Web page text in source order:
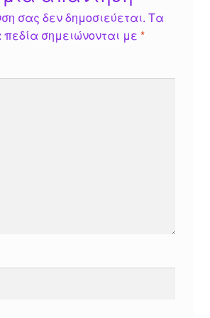
σας δεν δημοσιεύεται. Τα
σημειώνονται με *